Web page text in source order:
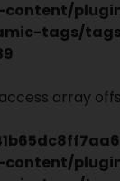
tags/
array